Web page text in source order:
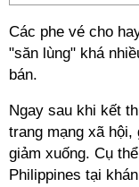
Các phe vé cho
"săn lùng" khá
bán.
Ngay sau khi kết
trang mạng xã
giảm xuống. Cụ
Philippines tại